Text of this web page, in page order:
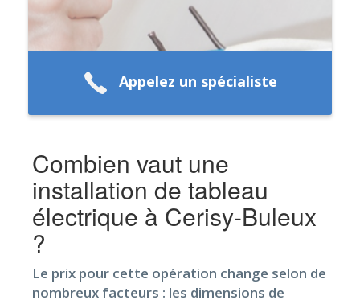
Appelez un spécialiste
Combien vaut une
installation de tableau
électrique à Cerisy-Buleux
?
Le prix pour cette opération change selon de
nombreux facteurs : les dimensions de